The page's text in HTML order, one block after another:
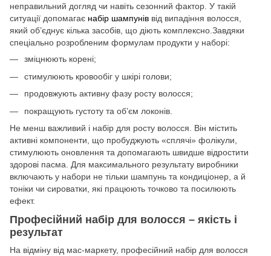
неправильний догляд чи навіть сезонний фактор. У такій
ситуації допомагає набір шампунів від випадіння волосся,
який об’єднує кілька засобів, що діють комплексно.Завдяки
спеціально розробленим формулам продукти у наборі:
зміцнюють корені;
стимулюють кровообіг у шкірі голови;
продовжують активну фазу росту волосся;
покращують густоту та об’єм локонів.
Не менш важливий і набір для росту волосся. Він містить
активні компоненти, що пробуджують «сплячі» фолікули,
стимулюють оновлення та допомагають швидше відростити
здорові пасма. Для максимального результату виробники
включають у набори не тільки шампунь та кондиціонер, а й
тоніки чи сироватки, які працюють точково та посилюють
ефект.
Професійний набір для волосся – якість і
результат
На відміну від мас-маркету, професійний набір для волосся